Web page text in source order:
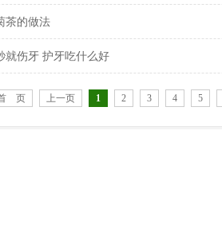
茶的做法
就伤牙 护牙吃什么好
页 上一页 1 2 3 4 5